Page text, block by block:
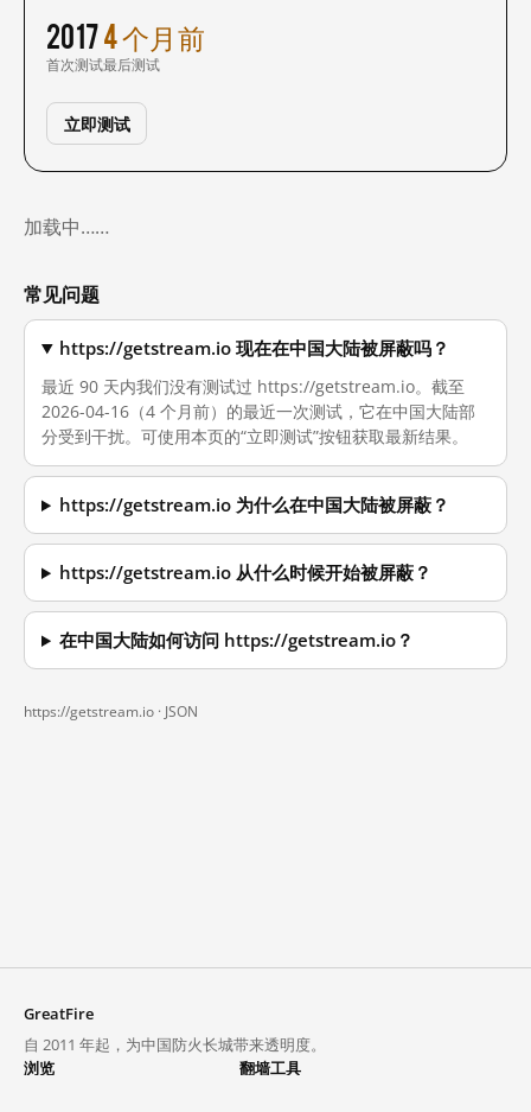
2017
首次测试
4 个月前
最后测试
立即测试
加载中……
常见问题
https://getstream.io 现在在中国大陆被屏蔽吗？
最近 90 天内我们没有测试过 https://getstream.io。截至
2026-04-16（4 个月前）的最近一次测试，它在中国大陆部
分受到干扰。可使用本页的“立即测试”按钮获取最新结果。
https://getstream.io 为什么在中国大陆被屏蔽？
https://getstream.io 从什么时候开始被屏蔽？
在中国大陆如何访问 https://getstream.io？
https://getstream.io · JSON
GreatFire
自 2011 年起，为中国防火长城带来透明度。
浏览
翻墙工具